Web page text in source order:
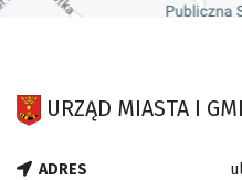
URZĄD MIASTA I
ADRES